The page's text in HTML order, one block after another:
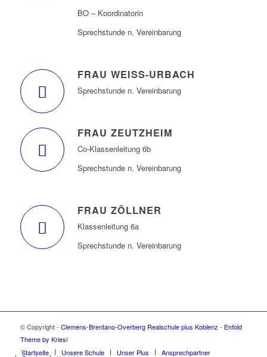
BO – Koordinatorin
Sprechstunde n. Vereinbarung
FRAU WEISS-URBACH
Sprechstunde n. Vereinbarung
FRAU ZEUTZHEIM
Co-Klassenleitung 6b
Sprechstunde n. Vereinbarung
FRAU ZÖLLNER
Klassenleitung 6a
Sprechstunde n. Vereinbarung
© Copyright - Clemens-Brentano-Overberg Realschule plus Koblenz - Enfold
Theme by Kriesi
Startseite
Unsere Schule Unser Plus Ansprechpartner